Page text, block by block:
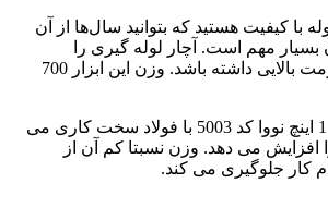
با کیفیت هستید که بتوانید سال‌ها از آن
بسیار مهم است. آچار لوله گیری را
خریداری کنید که مقاومت بالایی داشته باشد. وزن این ابزار 700
آچار لوله گیر دودسته 1 اینچ نووا کد 5003 با فولاد سخت کاری می
افزایش می دهد. وزن نسبتا کم آن از
کار جلوگیری می کند.